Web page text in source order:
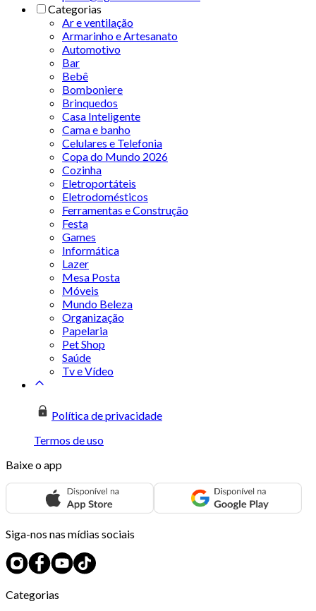
Categorias
Ar e ventilação
Armarinho e Artesanato
Automotivo
Bar
Bebê
Bomboniere
Brinquedos
Casa Inteligente
Cama e banho
Celulares e Telefonia
Copa do Mundo 2026
Cozinha
Eletroportáteis
Eletrodomésticos
Ferramentas e Construção
Festa
Games
Informática
Lazer
Mesa Posta
Móveis
Mundo Beleza
Organização
Papelaria
Pet Shop
Saúde
Tv e Vídeo
Política de privacidade
Termos de uso
Baixe o app
Siga-nos nas mídias sociais
Categorias